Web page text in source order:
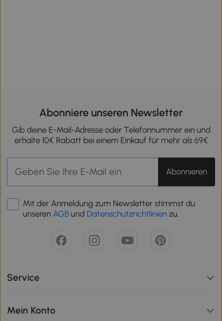
Abonniere unseren Newsletter
Gib deine E-Mail-Adresse oder Telefonnummer ein und
erhalte 10€ Rabatt bei einem Einkauf für mehr als 69€
Abonnieren
Mit der Anmeldung zum Newsletter stimmst du
unseren AGB und Datenschutzrichtlinien zu.
Service
Mein Konto